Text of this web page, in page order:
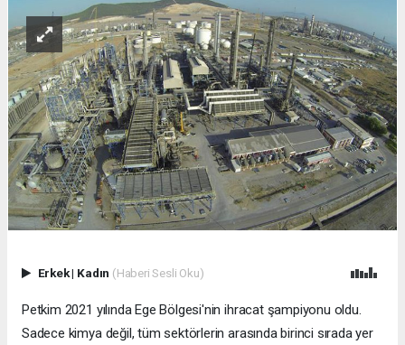
Erkek| Kadın (Haberi Sesli Oku)
Petkim 2021 yılında Ege Bölgesi'nin ihracat şampiyonu oldu.
Sadece kimya değil, tüm sektörlerin arasında birinci sırada yer